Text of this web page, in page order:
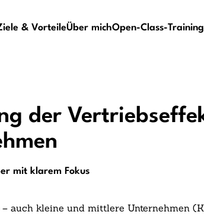
& VorteileÜber michOpen-Class-
der
mit klarem Fokus
auch kleine und mittlere Unternehmen